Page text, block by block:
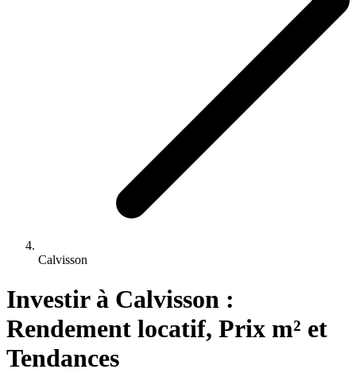
Calvisson
Investir à Calvisson :
Rendement locatif, Prix m² et
Tendances